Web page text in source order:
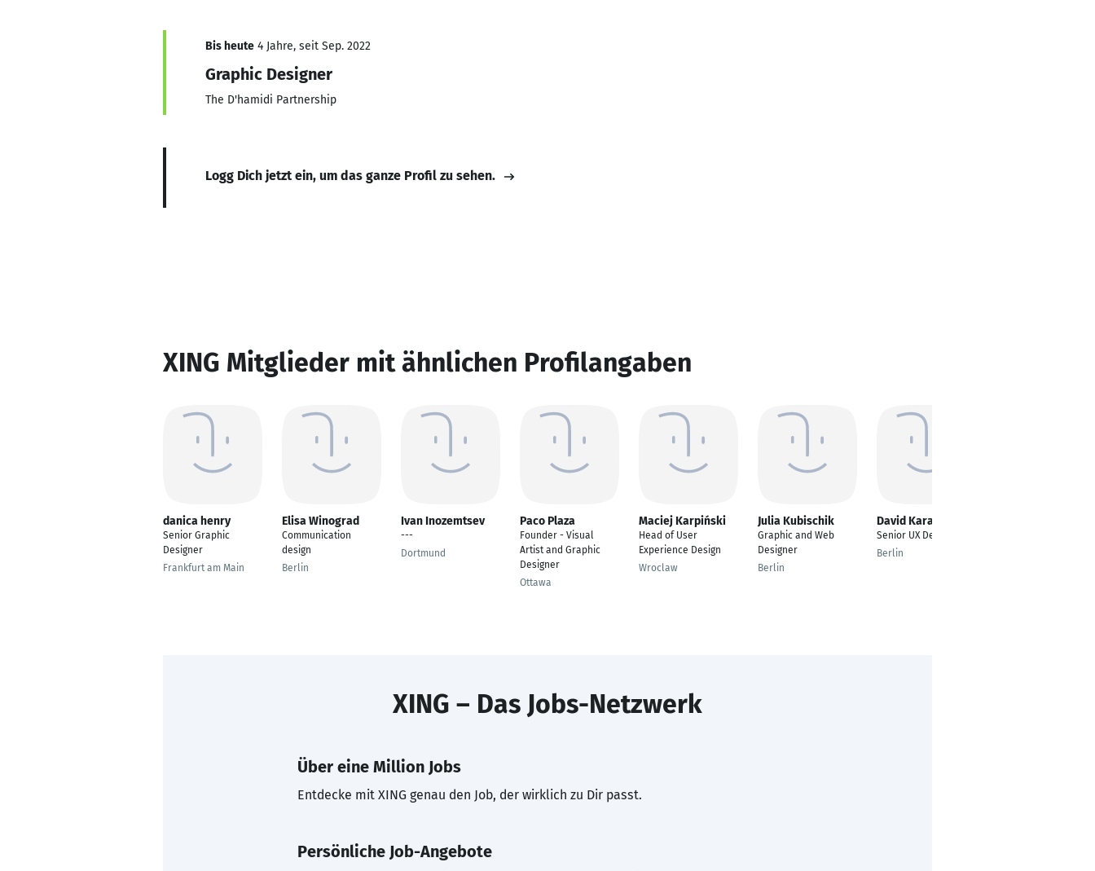
Bis heute 4 Jahre, seit Sep. 2022
Graphic Designer
The D'hamidi Partnership
Logg Dich jetzt ein, um das ganze Profil zu sehen.
XING Mitglieder mit ähnlichen Profilangaben
danica henry
Senior Graphic
Designer
Frankfurt am Main
Elisa Winograd
Communication
design
Berlin
Ivan Inozemtsev
---
Dortmund
Paco Plaza
Founder - Visual
Artist and Graphic
Designer
Ottawa
Maciej Karpiński
Head of User
Experience Design
Wroclaw
Julia Kubischik
Graphic and Web
Designer
Berlin
David Karathomas
Senior UX Designer
Berlin
XING – Das Jobs-Netzwerk
Über eine Million Jobs
Entdecke mit XING genau den Job, der wirklich zu Dir passt.
Persönliche Job-Angebote